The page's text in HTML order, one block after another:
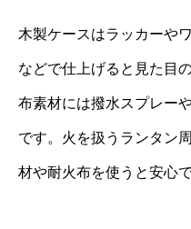
木製ケースはラッカーや
などで仕上げると見た目
布素材には撥水スプレー
です。火を扱うランタン
材や耐火布を使うと安心で